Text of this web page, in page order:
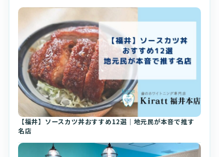
【福井】ソースカツ丼おすすめ12選｜地元民が本音で推す
名店